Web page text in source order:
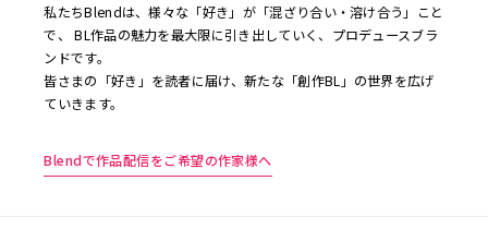
私たちBlendは、様々な「好き」が「混ざり合い・溶け合う」こと
で、 BL作品の魅力を最大限に引き出していく、プロデュースブラ
ンドです。
皆さまの「好き」を読者に届け、新たな「創作BL」の世界を広げ
ていきます。
Blendで作品配信をご希望の作家様へ